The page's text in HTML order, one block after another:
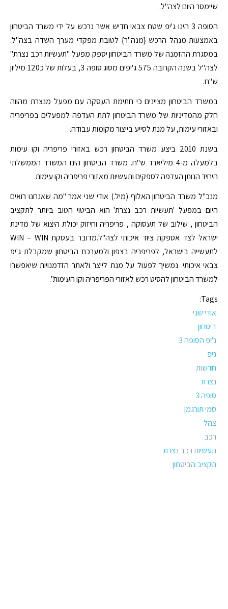
שיימסר היום לצה"ל.
הסופה 3 הינו ג'יפ שטח צבאי חדיש אשר נרכש על ידי משרד הביטחון
באמצעות מנהל הרכש {מנה"ר} לטובת מפקדי מערך השדה בצה"ל.
במסגרת ההזמנה של משרד הביטחון יספק מפעל "תעשיות רכב נצרת"
לצה"ל בשנה הקרובה 575 ג'יפים מסוג סופה 3, בעלות של כ120 מיליון
ש"ח.
במשרד הביטחון מציינים כי חתימת העסקה עם מפעל מנצרת מהווה
חלק מהמדיניות של משרד הביטחון לתת העדפה למפעלים בפריפריה
ובאזורי עימות, על מנת לסייע בייצור מקומות עבודה.
בשנת 2010 ביצע משרד הביטחון רכש באזורי פריפריה וקו עימות
בלמעלה מ-4 מיליארד ש"ח. משרד הביטחון הינו המשרד הממשלתי
היחיד הנותן העדפה לספקים ותעשיות מאזורי פריפריה וקו עימות.
מנכ"ל משרד הביטחון האלוף (מיל.) אודי שני אמר "מה שאנחנו רואים
היום במפעל 'תעשיות רכב נצרת' הוא הביטוי הטוב ביותר לתקציב
הביטחון , שילוב של תעסוקה , פריפריה וחיזוק יכולת היצוא של מדינת
ישראל לצד אספקת ציוד איכותי לצה"ל.מדובר בעסקת WIN – WIN
לתעשייה בישראל, לפריפריה בצפון ולמערכת הביטחון שמקבלת ג'יפ
צבאי איכותי. נמשיך לפעול על מנת לייצר ולאתר הזדמנויות שיאפשרו
למשרד הביטחון להסיט רכש לאזורי הפריפריה וקו העימות".
Tags:
אודי שני
ביטחון
ג'יפ הסופה 3
גיפ
חדשות
נצרת
סופה 3
סמי תורגמן
צהל
רכב
תעשיות רכב נצרת
תקציב הביטחון